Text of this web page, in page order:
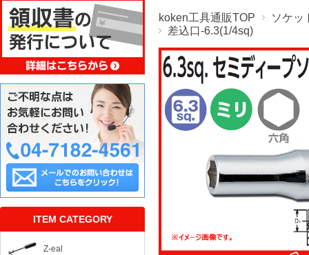
koken工具通販TOP
ソケッ
差込口-6.3(1/4sq)
ITEM CATEGORY
Z-eal